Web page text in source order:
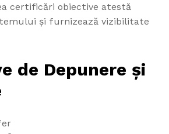
certificări obiective atestă
și furnizează vizibilitate
de Depunere și